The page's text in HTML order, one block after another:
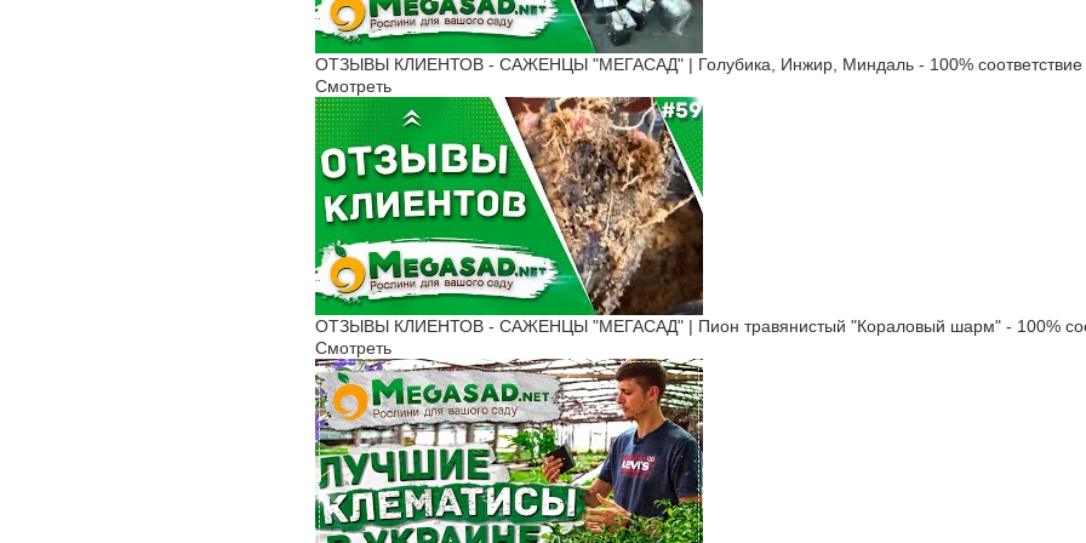
ОТЗЫВЫ КЛИЕНТОВ - САЖЕНЦЫ "МЕГАСАД" | Голубика, Инжир, Миндаль - 100% соответствие
Смотреть
ОТЗЫВЫ КЛИЕНТОВ - САЖЕНЦЫ "МЕГАСАД" | Пион травянистый "Кораловый шарм" - 100%
Смотреть